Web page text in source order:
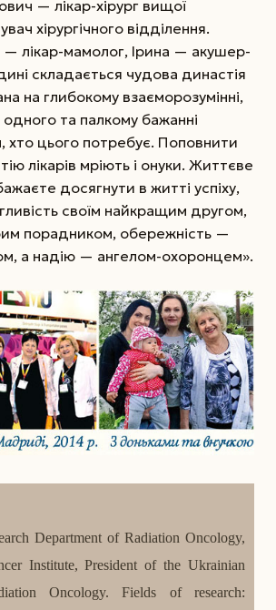
— лікар-хірург вищої
хірургічного відділення.
лікар-мамолог, Ірина — акушер-
складається чудова династія
на глибокому взаєморозумінні,
та палкому бажанні
хто цього потребує. Попов­нити
лікарів мріють і онуки. Життєве
досягнути в житті успіху,
своїм найкращим другом,
порадником, обережність —
а надію — ангелом-охоронцем».
Department of Radiation Oncology,
Institute, President of the Ukrainian
Oncology. Fields of research: